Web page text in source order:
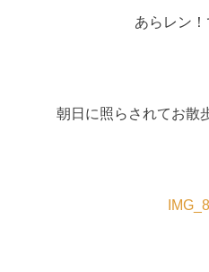
あらレン！
朝日に照らされてお散